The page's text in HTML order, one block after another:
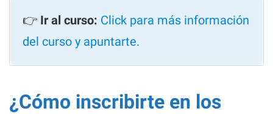
👉 Ir al curso: Click para más información
del curso y apuntarte.
¿Cómo inscribirte en los